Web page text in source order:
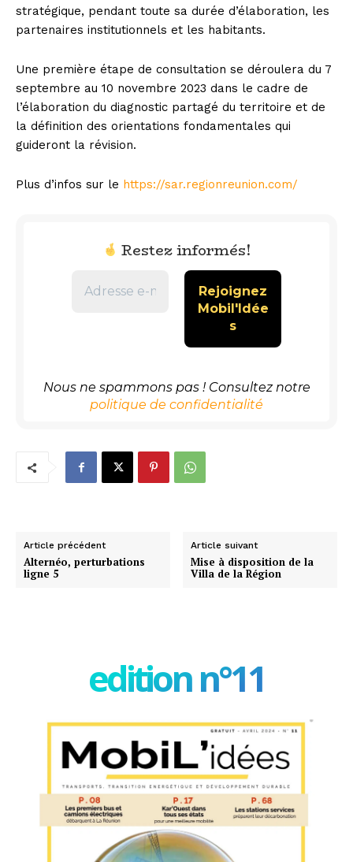
stratégique, pendant toute sa durée d’élaboration, les
partenaires institutionnels et les habitants.
Une première étape de consultation se déroulera du 7
septembre au 10 novembre 2023 dans le cadre de
l’élaboration du diagnostic partagé du territoire et de
la définition des orientations fondamentales qui
guideront la révision.
Plus d’infos sur le https://sar.regionreunion.com/
Restez informés!
Nous ne spammons pas ! Consultez notre
politique de confidentialité
Article précédent
Alternéo, perturbations
ligne 5
Article suivant
Mise à disposition de la
Villa de la Région
edition n°11